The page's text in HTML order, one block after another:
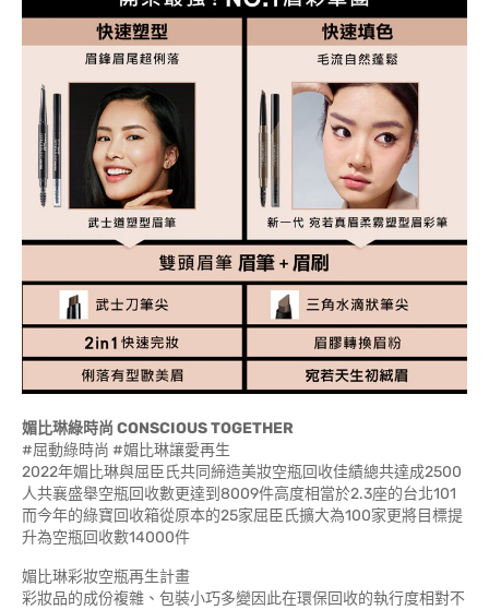
媚比琳綠時尚 CONSCIOUS TOGETHER
#屈動綠時尚 #媚比琳讓愛再生
2022年媚比琳與屈臣氏共同締造美妝空瓶回收佳績總共達成2500
人共襄盛舉空瓶回收數更達到8009件高度相當於2.3座的台北101
而今年的綠寶回收箱從原本的25家屈臣氏擴大為100家更將目標提
升為空瓶回收數14000件
媚比琳彩妝空瓶再生計畫
彩妝品的成份複雜、包裝小巧多變因此在環保回收的執行度相對不